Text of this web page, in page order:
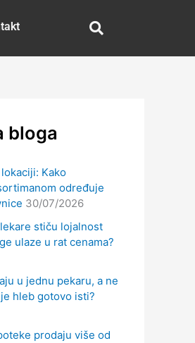
bloga
Kako
određuje
30/07/2026
stiču lojalnost
ulaze u rat cenama?
u jednu pekaru, a ne
hleb gotovo isti?
prodaju više od